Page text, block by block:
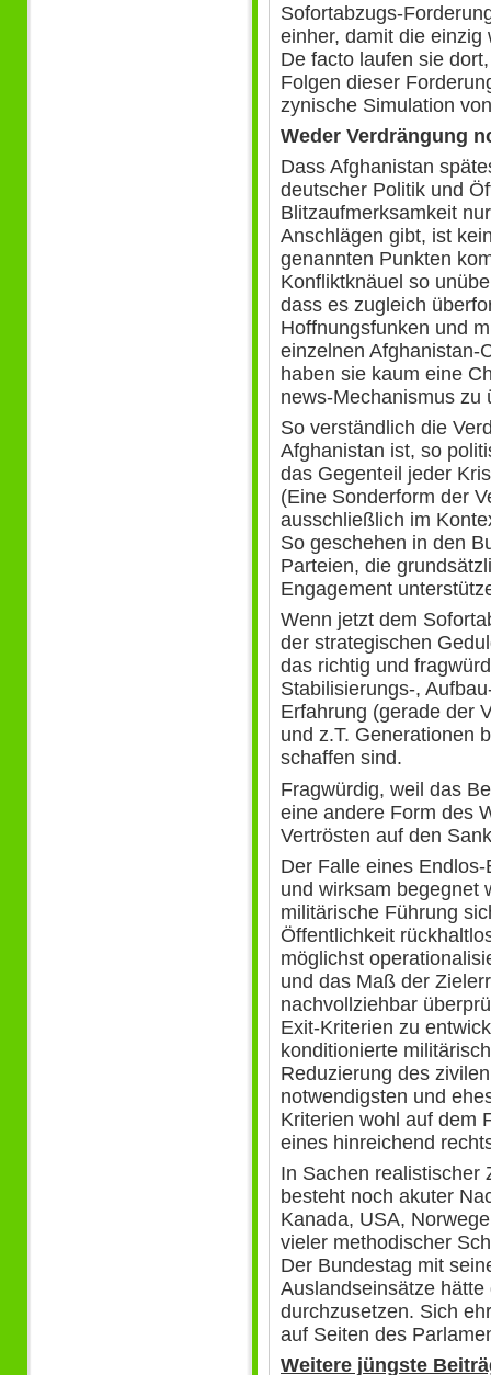
Sofortabzugs-
einher, damit die
De facto laufen sie
Folgen dieser
zynische Simulation
Weder Verdrängung
Dass Afghanistan
deutscher Politik und
Blitzaufmerksamkeit
Anschlägen gibt, ist
genannten Punkten
Konfliktknäuel so
dass es zugleich
Hoffnungsfunken und
einzelnen Afghanistan-
haben sie kaum eine
news-Mechanismus zu
So verständlich die
Afghanistan ist, so
das Gegenteil jeder
(Eine Sonderform der
ausschließlich im
So geschehen in den
Parteien, die
Engagement
Wenn jetzt dem
der strategischen
das richtig und
Stabilisierungs-,
Erfahrung (gerade der
und z.T. Generationen
schaffen sind.
Fragwürdig, weil das
eine andere Form des
Vertrösten auf den
Der Falle eines
und wirksam begegnet
militärische Führung
Öffentlichkeit
möglichst
und das Maß der
nachvollziehbar
Exit-Kriterien zu
konditionierte
Reduzierung des
notwendigsten und
Kriterien wohl auf dem
eines hinreichend
In Sachen realistischer
besteht noch akuter
Kanada, USA,
vieler methodischer
Der Bundestag mit
Auslandseinsätze
durchzusetzen. Sich
auf Seiten des
Weitere jüngste